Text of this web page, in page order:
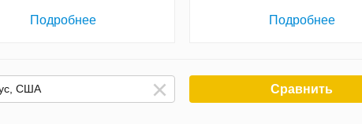
Подробнее Подробнее
Сравнить